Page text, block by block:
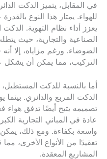
في المقابل، يتميز الدكت
للهواء. يمتاز هذا النوع
يعزز أداء نظام التهوية.
الصناعية والتجارية، حيث
الضوضاء. ورغم مزاياه، إلا
التركيب، مما يمكن أن يشكل
أما بالنسبة للدكت
الدكت المربع والدائري.
تصميمه يتيح أيضًا تدفق
عادة في المباني التجارية
واسعة بكفاءة. ومع ذلك،
تعقيدًا من الأنواع الأخرى،
المشاريع المعقدة.